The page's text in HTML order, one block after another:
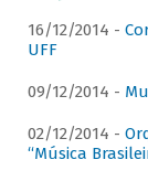
16/12/2014 -
UFF
09/12/2014 -
02/12/2014 -
“Música